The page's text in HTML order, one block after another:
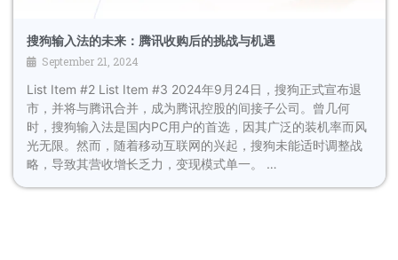
搜狗输入法的未来：腾讯收购后的挑战与机遇
September 21, 2024
List Item #2 List Item #3 2024年9月24日，搜狗正式宣布退
市，并将与腾讯合并，成为腾讯控股的间接子公司。曾几何
时，搜狗输入法是国内PC用户的首选，因其广泛的装机率而风
光无限。然而，随着移动互联网的兴起，搜狗未能适时调整战
略，导致其营收增长乏力，变现模式单一。 …